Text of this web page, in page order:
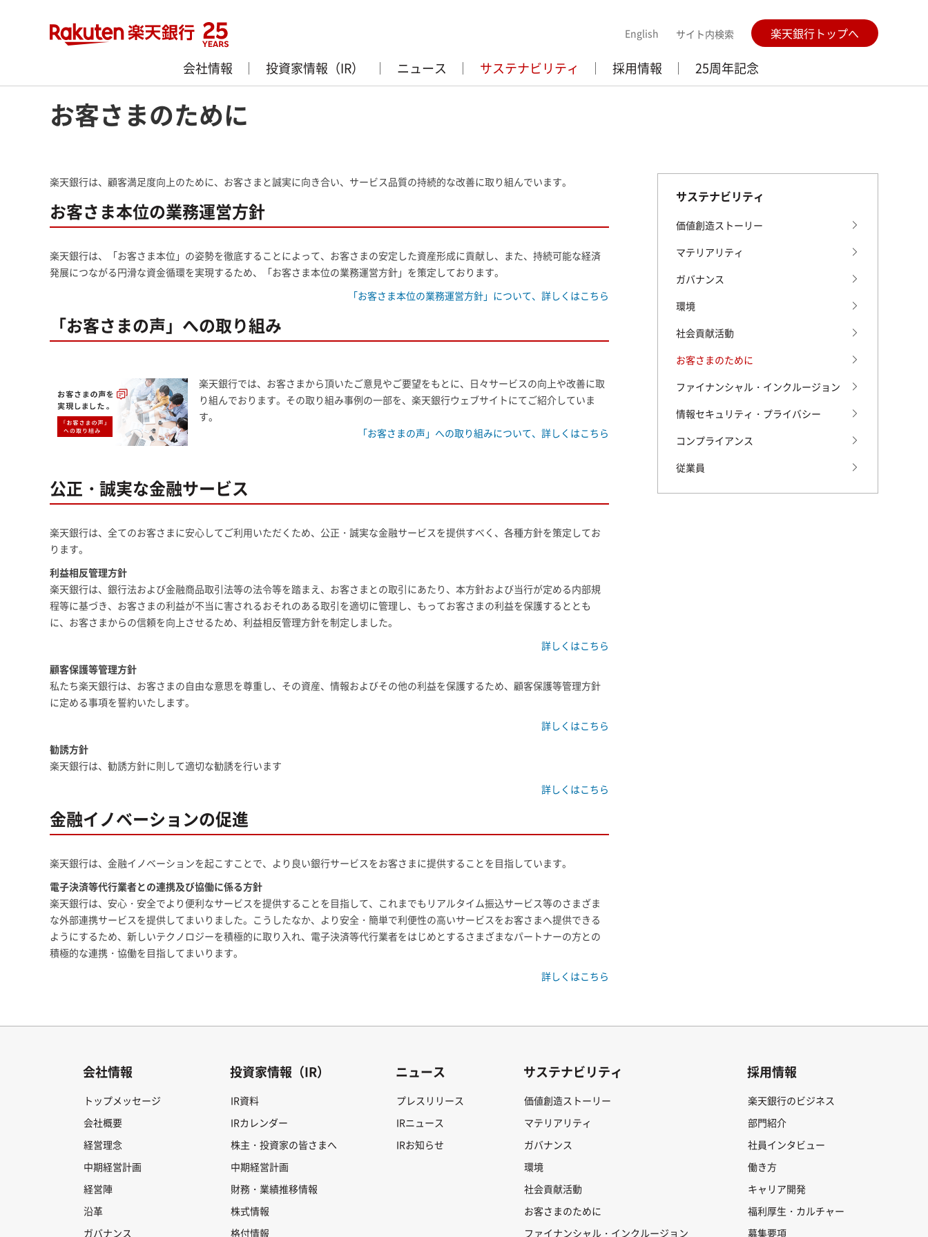
English サイト内検索 楽天銀行トップへ
会社情報 投資家情報（IR） ニュース サステナビリティ 採用情報 25周年記念
お客さまのために
お客さまのために
楽天銀行は、顧客満足度向上のために、お客さまと誠実に向き合い、サービス品質の持続的な改善に取り組んでいます。
お客さま本位の業務運営方針
楽天銀行は、「お客さま本位」の姿勢を徹底することによって、お客さまの安定した資産形成に貢献し、また、持続可能な経済
発展につながる円滑な資金循環を実現するため、「お客さま本位の業務運営方針」を策定しております。
「お客さま本位の業務運営方針」について、詳しくはこちら
「お客さまの声」への取り組み
楽天銀行では、お客さまから頂いたご意見やご要望をもとに、日々サービスの向上や改善に取
り組んでおります。その取り組み事例の一部を、楽天銀行ウェブサイトにてご紹介していま
す。
「お客さまの声」への取り組みについて、詳しくはこちら
公正・誠実な金融サービス
楽天銀行は、全てのお客さまに安心してご利用いただくため、公正・誠実な金融サービスを提供すべく、各種方針を策定してお
ります。
利益相反管理方針
楽天銀行は、銀行法および金融商品取引法等の法令等を踏まえ、お客さまとの取引にあたり、本方針および当行が定める内部規
程等に基づき、お客さまの利益が不当に害されるおそれのある取引を適切に管理し、もってお客さまの利益を保護するととも
に、お客さまからの信頼を向上させるため、利益相反管理方針を制定しました。
詳しくはこちら
顧客保護等管理方針
私たち楽天銀行は、お客さまの自由な意思を尊重し、その資産、情報およびその他の利益を保護するため、顧客保護等管理方針
に定める事項を誓約いたします。
詳しくはこちら
勧誘方針
楽天銀行は、勧誘方針に則して適切な勧誘を行います
詳しくはこちら
金融イノベーションの促進
楽天銀行は、金融イノベーションを起こすことで、より良い銀行サービスをお客さまに提供することを目指しています。
電子決済等代行業者との連携及び協働に係る方針
楽天銀行は、安心・安全でより便利なサービスを提供することを目指して、これまでもリアルタイム振込サービス等のさまざま
な外部連携サービスを提供してまいりました。こうしたなか、より安全・簡単で利便性の高いサービスをお客さまへ提供できる
ようにするため、新しいテクノロジーを積極的に取り入れ、電子決済等代行業者をはじめとするさまざまなパートナーの方との
積極的な連携・協働を目指してまいります。
詳しくはこちら
サステナビリティ
価値創造ストーリー
マテリアリティ
ガバナンス
環境
社会貢献活動
お客さまのために
ファイナンシャル・インクルージョン
情報セキュリティ・プライバシー
コンプライアンス
従業員
会社情報
トップメッセージ
会社概要
経営理念
中期経営計画
経営陣
沿革
ガバナンス
投資家情報（IR）
IR資料
IRカレンダー
株主・投資家の皆さまへ
中期経営計画
財務・業績推移情報
株式情報
格付情報
ニュース
プレスリリース
IRニュース
IRお知らせ
サステナビリティ
価値創造ストーリー
マテリアリティ
ガバナンス
環境
社会貢献活動
お客さまのために
ファイナンシャル・インクルージョン
採用情報
楽天銀行のビジネス
部門紹介
社員インタビュー
働き方
キャリア開発
福利厚生・カルチャー
募集要項